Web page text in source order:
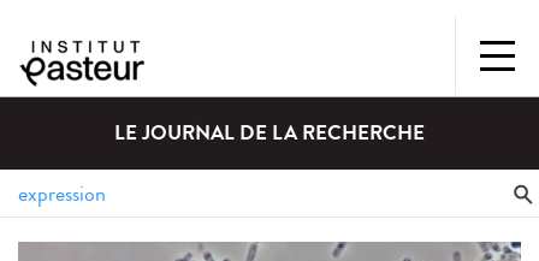
LE JOURNAL DE LA RECHERCHE